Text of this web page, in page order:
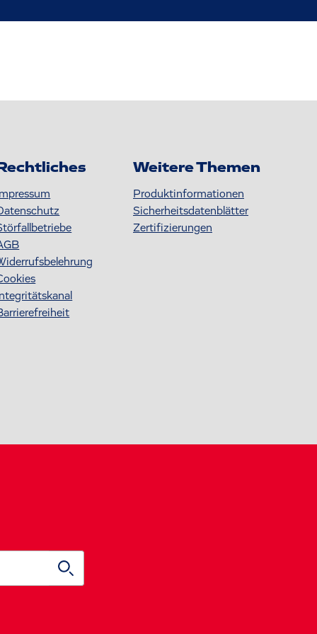
Weitere Themen
Produktinformationen
S icherheitsdatenblätter
Zertifizierungen